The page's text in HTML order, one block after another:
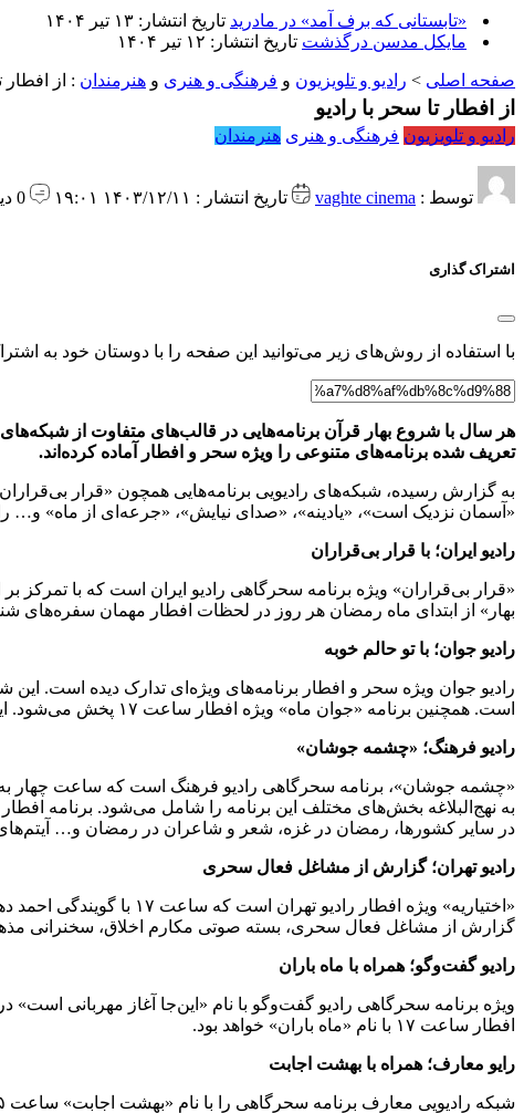
«تابستانی که برف آمد» در مادرید تاریخ انتشار: ۱۳ تیر ۱۴۰۴
مایکل مدسن درگذشت تاریخ انتشار: ۱۲ تیر ۱۴۰۴
صفحه اصلی > رادیو و تلویزیون و فرهنگی و هنری و هنرمندان : از افطار
از افطار تا سحر با رادیو
رادیو و تلویزیون فرهنگی و هنری هنرمندان
توسط : vaghte cinema تاریخ انتشار : ۱۴۰۳/۱۲/۱۱ ۱۹:۰۱
اشتراک گذاری
با استفاده از روش‌های زیر می‌توانید این صفحه را با دوستان خود به
هر سال با شروع بهار قرآن برنامه‌هایی در قالب‌های متفاوت از
تعریف شده برنامه‌های متنوعی را ویژه سحر و افطار آماده كرده‌اند.
به گزارش رسیده، شبکه‌های رادیویی برنامه‌هایی همچون «قرار
«آسمان نزدیک است»، «یادینه»، «صدای نیایش»، «جرعه‌ای از ماه»
رادیو ایران؛ با قرار بی‌قراران
بهار» از ابتدای ماه رمضان هر روز در لحظات افطار مهمان سفره‌های شنوندگان
رادیو جوان؛ با تو حالم خوبه
رادیو جوان ویژه سحر و افطار برنامه‌های ویژه‌ای تدارک دیده است. این
است. همچنین برنامه «جوان ماه» ویژه افطار ساعت ۱۷ پخش می‌شود. این برنامه کاری از گروه فرهنگ، جامعه و سلامت است.
رادیو فرهنگ؛ «چشمه جوشان»
«چشمه جوشان»، برنامه سحرگاهی رادیو فرهنگ است که ساعت چهار
به نهج‌البلاغه بخش‌های مختلف این برنامه را شامل می‌شود. برنامه
در سایر کشورها، رمضان در غزه، شعر و شاعران در رمضان و…
رادیو تهران؛ گزارش از مشاغل فعال سحری
«اختیاریه» ویژه
گزارش از مشاغل فعال سحری، بسته صوتی مکارم اخلاق، سخنرانی
رادیو گفت‌وگو؛ همراه با ماه باران
ویژه برنامه سحرگاهی رادیو گفت‌وگو با نام «این‌جا آغاز مهربانی
افطار ساعت ۱۷ با نام «ماه باران» خواهد بود.
رایو معارف؛ همراه با بهشت اجابت